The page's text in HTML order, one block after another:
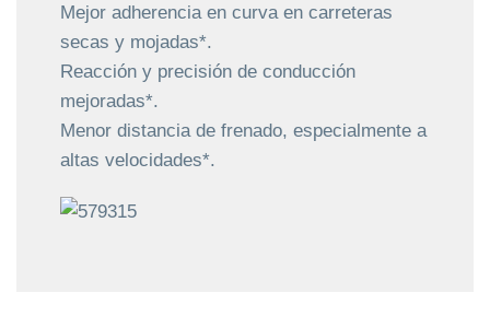
Mejor adherencia en curva en carreteras
secas y mojadas*.
Reacción y precisión de conducción
mejoradas*.
Menor distancia de frenado, especialmente a
altas velocidades*.